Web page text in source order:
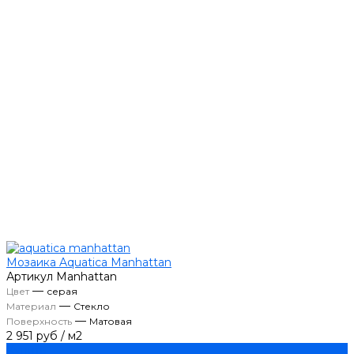
Мозаика Aquatica Manhattan
Артикул Manhattan
Цвет— серая
Материал — Стекло
Поверхность — Матовая
2 951 руб / м2